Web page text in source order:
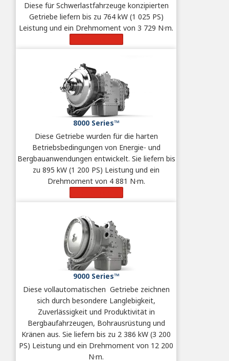
Diese für Schwerlastfahrzeuge konzipierten
Getriebe liefern bis zu 764 kW (1 025 PS)
Leistung und ein Drehmoment von 3 729 N·m.
8000 Series™
Diese Getriebe wurden für die harten
Betriebsbedingungen von Energie- und
Bergbauanwendungen entwickelt. Sie liefern bis
zu 895 kW (1 200 PS) Leistung und ein
Drehmoment von 4 881 N·m.
9000 Series™
Diese vollautomatischen Getriebe zeichnen
sich durch besondere Langlebigkeit,
Zuverlässigkeit und Produktivität in
Bergbaufahrzeugen, Bohrausrüstung und
Kränen aus. Sie liefern bis zu 2 386 kW (3 200
PS) Leistung und ein Drehmoment von 12 200
N·m.